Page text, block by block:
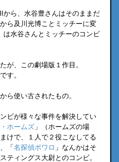
ら、水谷豊さんはそのままだ
ら及川光博ことミッチーに変
は水谷さんとミッチーのコンビ
が、この劇場版１作目。
す。
ら使い古されたもの。
ビが様々な事件を解決してい
ホームズ」（ホームズの場
けで、１人で２役こなしてる
「名探偵ポワロ 」なんかはそ
ティングス大尉とのコンビ。